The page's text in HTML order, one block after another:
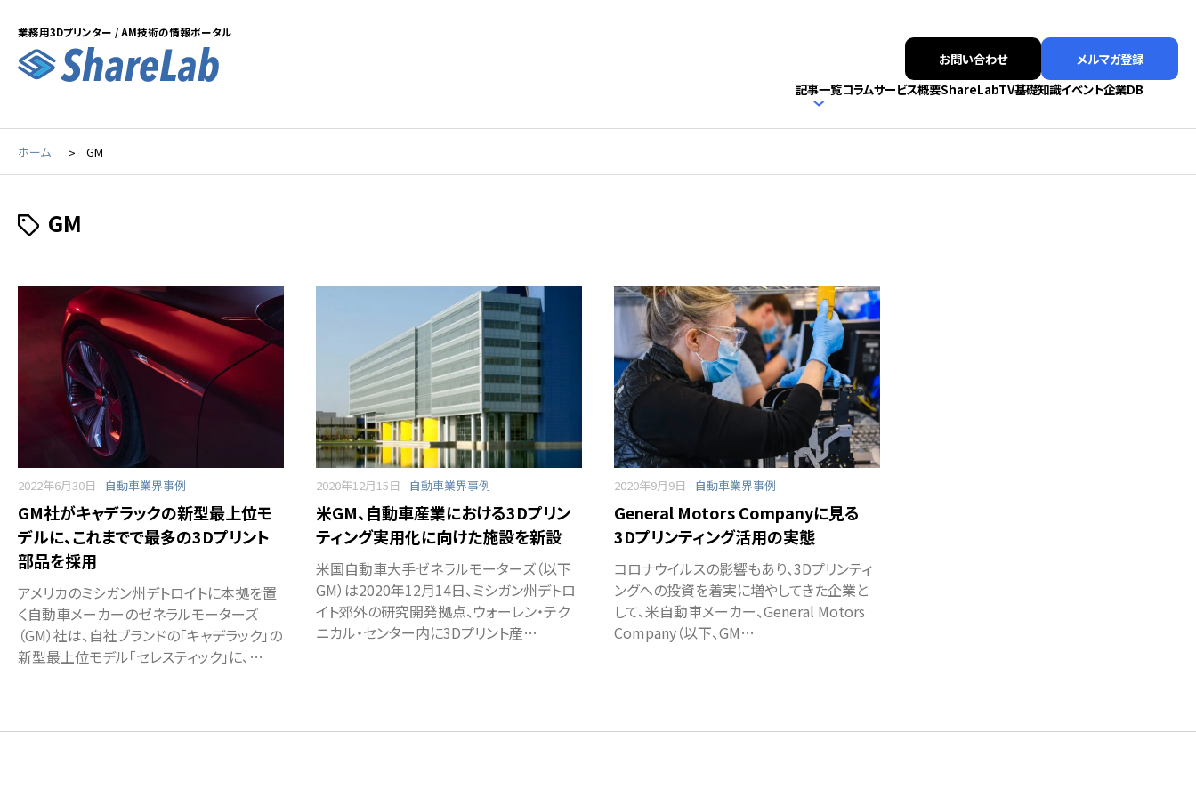
業務用3Dプリンター / AM技術の情報ポータル
お問い合わせ
メルマガ登録
記事一覧コラムサービス概要ShareLabTV基礎知識イベント企業DB
ホーム GM
GM
2022年6月30日 自動車業界事例
GM社がキャデラックの新型最上位モ
デルに、これまでで最多の3Dプリント
部品を採用
アメリカのミシガン州デトロイトに本拠を置
く自動車メーカーのゼネラルモーターズ
（GM）社は、自社ブランドの「キャデラック」の
新型最上位モデル「セレスティック」に、…
2020年12月15日 自動車業界事例
米GM、自動車産業における3Dプリン
ティング実用化に向けた施設を新設
米国自動車大手ゼネラルモーターズ（以下
GM）は2020年12月14日、ミシガン州デトロ
イト郊外の研究開発拠点、ウォーレン・テク
ニカル・センター内に3Dプリント産…
2020年9月9日 自動車業界事例
General Motors Companyに見る
3Dプリンティング活用の実態
コロナウイルスの影響もあり、3Dプリンティ
ングへの投資を着実に増やしてきた企業と
して、米自動車メーカー、General Motors
Company（以下、GM…